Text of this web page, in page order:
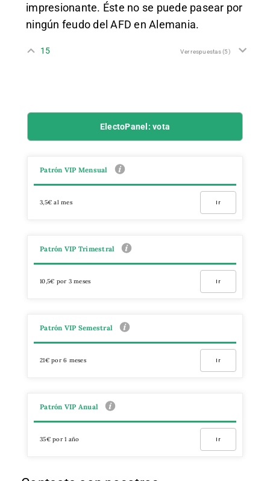
impresionante. Éste no se puede pasear por
ningún feudo del AFD en Alemania.
15 Ver respuestas(5)
ElectoPanel: vota
Patrón VIP Mensual
3,5€ al mes Ir
Patrón VIP Trimestral
10,5€ por 3 meses Ir
Patrón VIP Semestral
21€ por 6 meses Ir
Patrón VIP Anual
35€ por 1 año Ir